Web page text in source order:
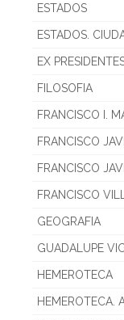
ESTADOS
ESTADOS.
EX
FILOSOFIA
FRANCISCO I.
FRANCISCO
FRANCISCO
FRANCISCO
GEOGRAFIA
GUADALUPE
HEMEROTECA
HEMEROTECA.